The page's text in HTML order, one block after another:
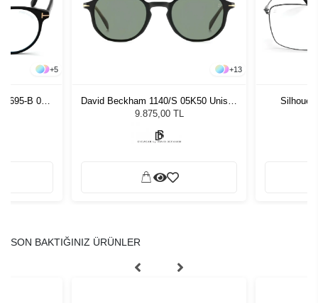
+5
B 001
+13
David Beckham 1140/S 05K50 Unisex
Güneş Gözlüğü
9.875,00 TL
SON BAKTIĞINIZ ÜRÜNLER